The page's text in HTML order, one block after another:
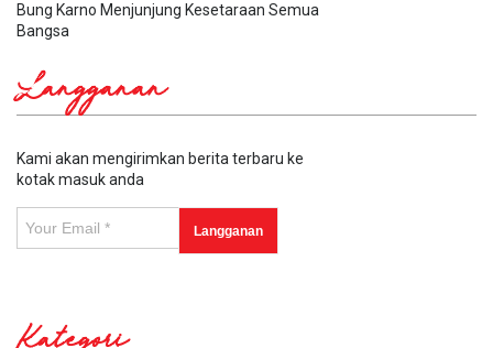
Bung Karno Menjunjung Kesetaraan Semua
Bangsa
Langganan
Kami akan mengirimkan berita terbaru ke
kotak masuk anda